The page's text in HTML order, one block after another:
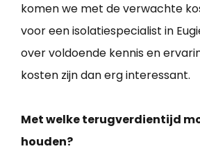
komen we met de verwachte
voor een isolatiespecialist in
over voldoende kennis en
kosten zijn dan erg interessant.
Met welke terugverdientijd
houden?